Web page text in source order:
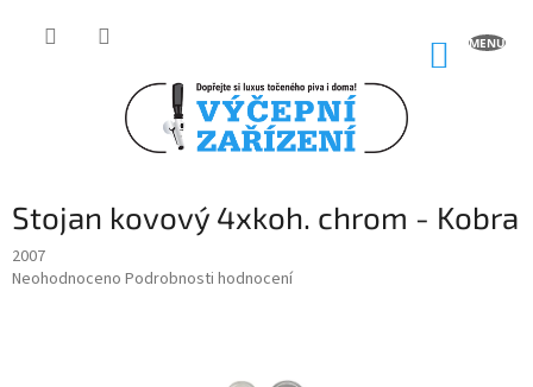
Stojan kovový 4xkoh. chrom - Kobra
2007
Průměrné
Neohodnoceno Podrobnosti hodnocení